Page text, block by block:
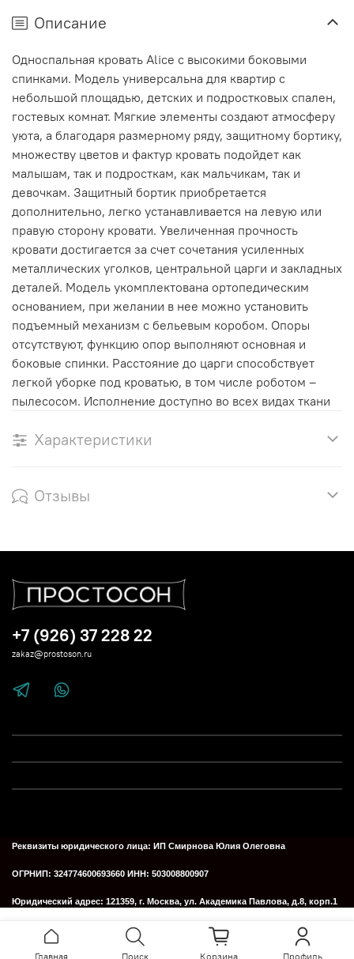
Описание
Односпальная кровать Alice с высокими боковыми
спинками. Модель универсальна для квартир с
небольшой площадью, детских и подростковых спален,
гостевых комнат. Мягкие элементы создают атмосферу
уюта, а благодаря размерному ряду, защитному бортику,
множеству цветов и фактур кровать подойдет как
малышам, так и подросткам, как мальчикам, так и
девочкам. Защитный бортик приобретается
дополнительно, легко устанавливается на левую или
правую сторону кровати. Увеличенная прочность
кровати достигается за счет сочетания усиленных
металлических уголков, центральной царги и закладных
деталей. Модель укомплектована ортопедическим
основанием, при желании в нее можно установить
подъемный механизм с бельевым коробом. Опоры
отсутствуют, функцию опор выполняют основная и
боковые спинки. Расстояние до царги способствует
легкой уборке под кроватью, в том числе роботом –
пылесосом. Исполнение доступно во всех видах ткани
Характеристики
Отзывы
+7 (926) 37 228 22
zakaz@prostoson.ru
Реквизиты юридического лица: ИП Смирнова Юлия Олеговна
ОГРНИП: 324774600693660 ИНН: 503008800907
Юридический адрес: 121359, г. Москва, ул. Академика Павлова, д.8, корп.1
Главная Поиск Корзина Профиль